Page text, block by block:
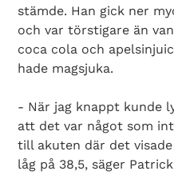
stämde. Han gick ner
och var törstigare än
coca cola och
hade magsjuka.
- När jag knappt kunde
att det var något som
till akuten där det
låg på 38,5, säger